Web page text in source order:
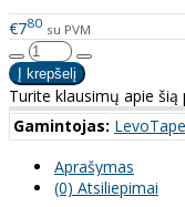
€780 su PVM
Turite klausimų apie šią
Gamintojas: LevoTape
Aprašymas
(0) Atsiliepimai